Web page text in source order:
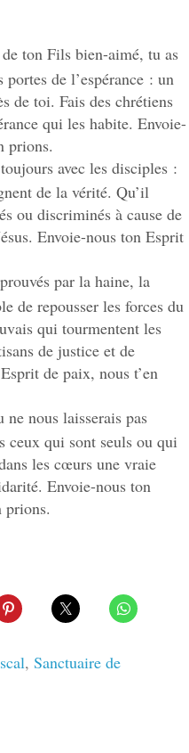
ton Fils bien-aimé, tu as
de l’espérance : un
de toi. Fais des chrétiens
qui les habite. Envoie-
prions.
avec les disciples :
de la vérité. Qu’il
ou discriminés à cause de
Envoie-nous ton Esprit
par la haine, la
de repousser les forces du
qui tourmentent les
de justice et de
de paix, nous t’en
nous laisserais pas
ceux qui sont seuls ou qui
les cœurs une vraie
Envoie-nous ton
prions.
, Sanctuaire de